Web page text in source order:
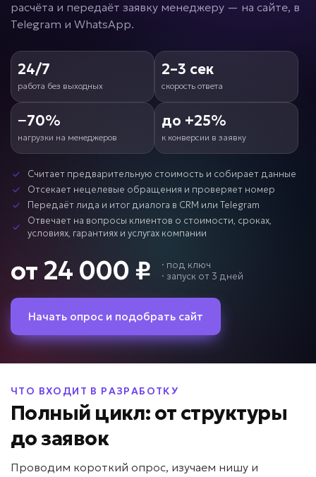
расчёта и передаёт заявку менеджеру — на сайте, в
Telegram и WhatsApp.
24/7
работа без выходных
2–3 сек
скорость ответа
−70%
нагрузки на менеджеров
до +25%
к конверсии в заявку
Считает предварительную стоимость и собирает данные
Отсекает нецелевые обращения и проверяет номер
Передаёт лида и итог диалога в CRM или Telegram
Отвечает на вопросы клиентов о стоимости, сроках,
условиях, гарантиях и услугах компании
от 24 000 ₽ · под ключ
· запуск от 3 дней
Начать опрос и подобрать сайт
ЧТО ВХОДИТ В РАЗРАБОТКУ
Полный цикл: от структуры
до заявок
Проводим короткий опрос, изучаем нишу и